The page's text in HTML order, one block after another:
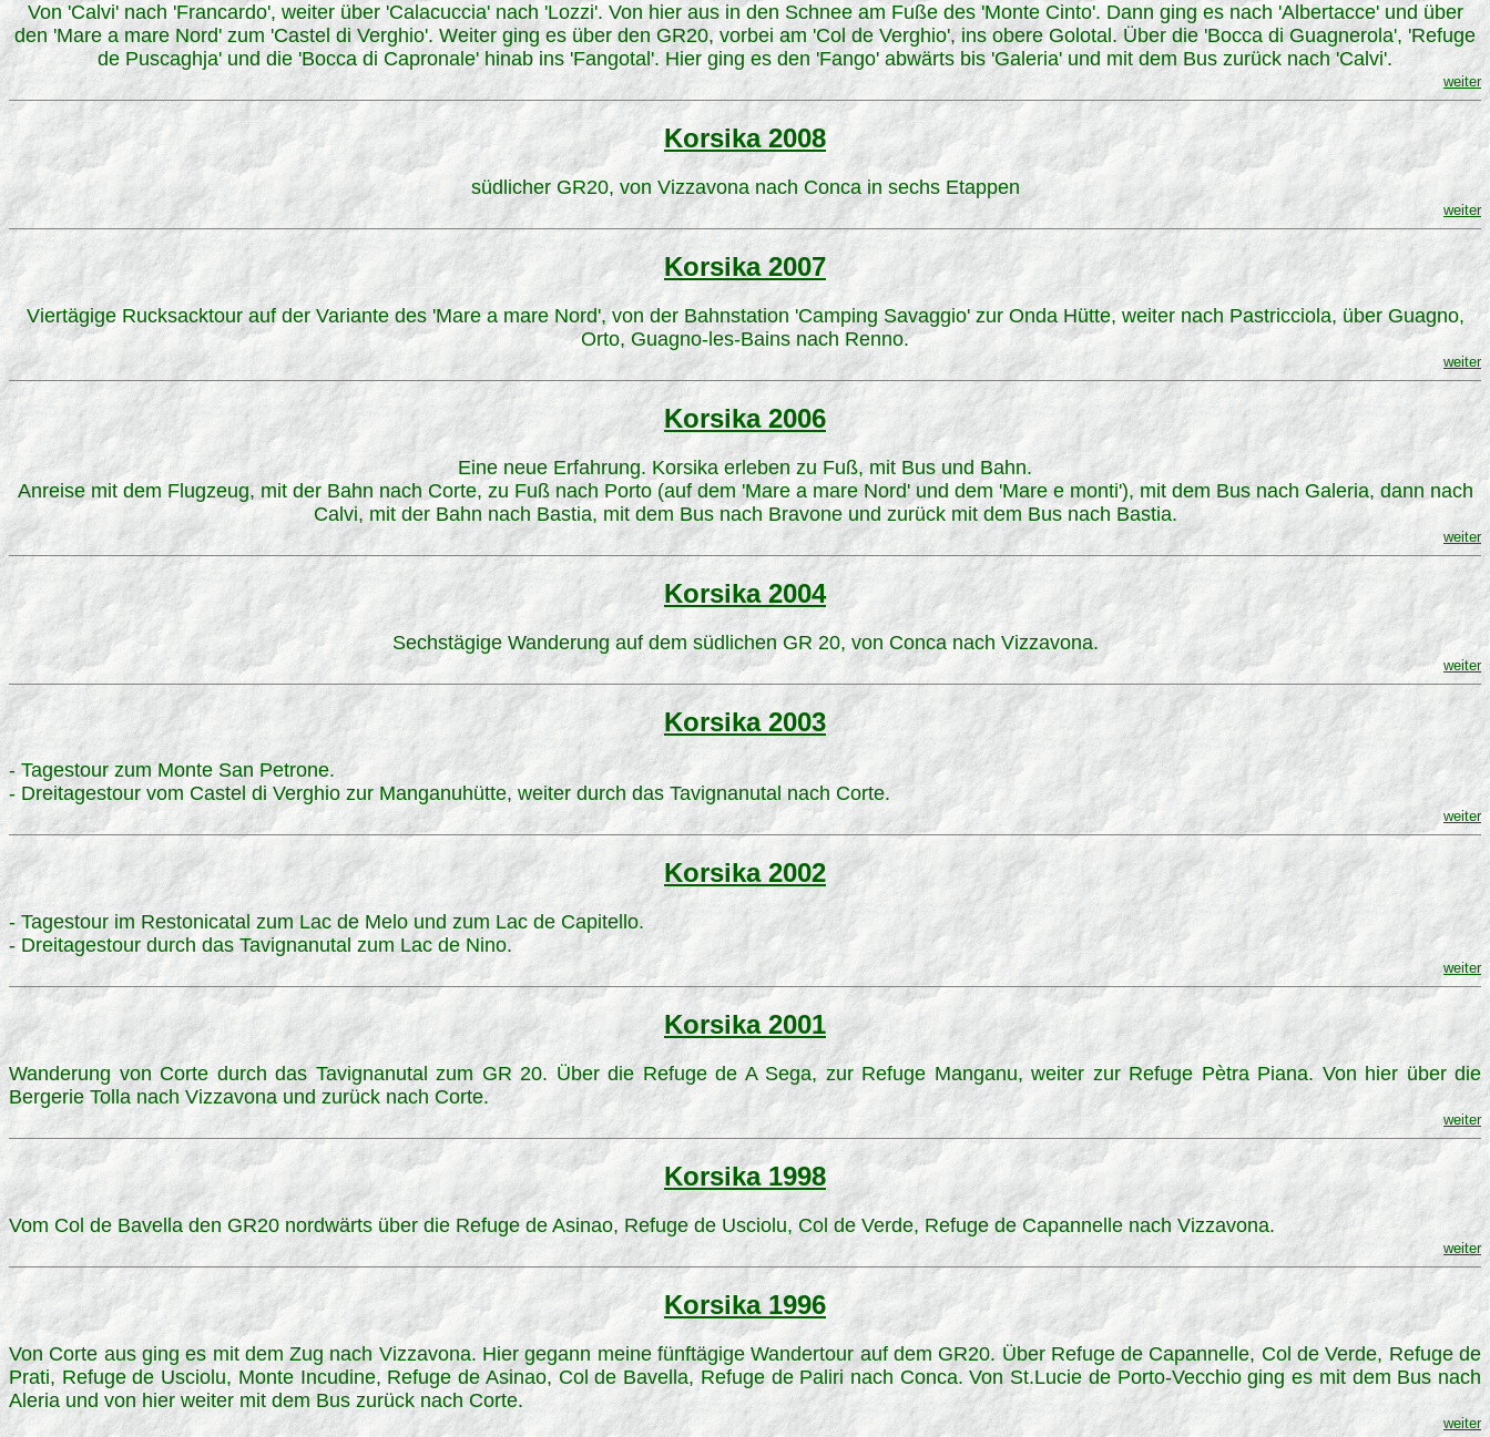
Von 'Calvi' nach 'Francardo', weiter über 'Calacuccia' nach 'Lozzi'. Von hier aus in den Schnee am Fuße des 'Monte Cinto'. Dann ging es nach 'Albertacce' und über
den 'Mare a mare Nord' zum 'Castel di Verghio'. Weiter ging es über den GR20, vorbei am 'Col de Verghio', ins obere Golotal. Über die 'Bocca di Guagnerola', 'Refuge
de Puscaghja' und die 'Bocca di Capronale' hinab ins 'Fangotal'. Hier ging es den 'Fango' abwärts bis 'Galeria' und mit dem Bus zurück nach 'Calvi'.
weiter
Korsika 2008
südlicher GR20, von Vizzavona nach Conca in sechs Etappen
weiter
Korsika 2007
Viertägige Rucksacktour auf der Variante des 'Mare a mare Nord', von der Bahnstation 'Camping Savaggio' zur Onda Hütte, weiter nach Pastricciola, über Guagno,
Orto, Guagno-les-Bains nach Renno.
weiter
Korsika 2006
Eine neue Erfahrung. Korsika erleben zu Fuß, mit Bus und Bahn.
Anreise mit dem Flugzeug, mit der Bahn nach Corte, zu Fuß nach Porto (auf dem 'Mare a mare Nord' und dem 'Mare e monti'), mit dem Bus nach Galeria, dann nach
Calvi, mit der Bahn nach Bastia, mit dem Bus nach Bravone und zurück mit dem Bus nach Bastia.
weiter
Korsika 2004
Sechstägige Wanderung auf dem südlichen GR 20, von Conca nach Vizzavona.
weiter
Korsika 2003
- Tagestour zum Monte San Petrone.
- Dreitagestour vom Castel di Verghio zur Manganuhütte, weiter durch das Tavignanutal nach Corte.
weiter
Korsika 2002
- Tagestour im Restonicatal zum Lac de Melo und zum Lac de Capitello.
- Dreitagestour durch das Tavignanutal zum Lac de Nino.
weiter
Korsika 2001
Wanderung von Corte durch das Tavignanutal zum GR 20. Über die Refuge de A Sega, zur Refuge Manganu, weiter zur Refuge Pètra Piana. Von hier über die
Bergerie Tolla nach Vizzavona und zurück nach Corte.
weiter
Korsika 1998
Vom Col de Bavella den GR20 nordwärts über die Refuge de Asinao, Refuge de Usciolu, Col de Verde, Refuge de Capannelle nach Vizzavona.
weiter
Korsika 1996
Von Corte aus ging es mit dem Zug nach Vizzavona. Hier gegann meine fünftägige Wandertour auf dem GR20. Über Refuge de Capannelle, Col de Verde, Refuge de
Prati, Refuge de Usciolu, Monte Incudine, Refuge de Asinao, Col de Bavella, Refuge de Paliri nach Conca. Von St.Lucie de Porto-Vecchio ging es mit dem Bus nach
Aleria und von hier weiter mit dem Bus zurück nach Corte.
weiter